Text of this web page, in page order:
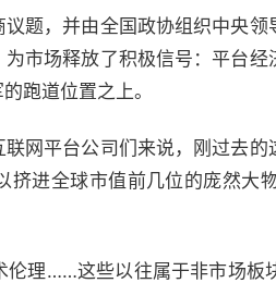
题，并由全国政协组织中央
市场释放了积极信号：平台
跑道位置之上。
网平台公司们来说，刚过去的
挤进全球市值前几位的庞然大
伦理……这些以往属于非市场板